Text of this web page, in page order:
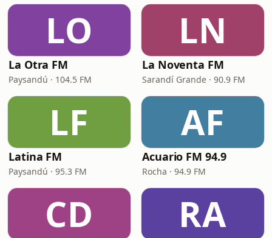
LO
La Otra FM
Paysandú · 104.5 FM
LN
La Noventa FM
Sarandí Grande · 90.9 FM
LF
Latina FM
Paysandú · 95.3 FM
AF
Acuario FM 94.9
Rocha · 94.9 FM
CD RA